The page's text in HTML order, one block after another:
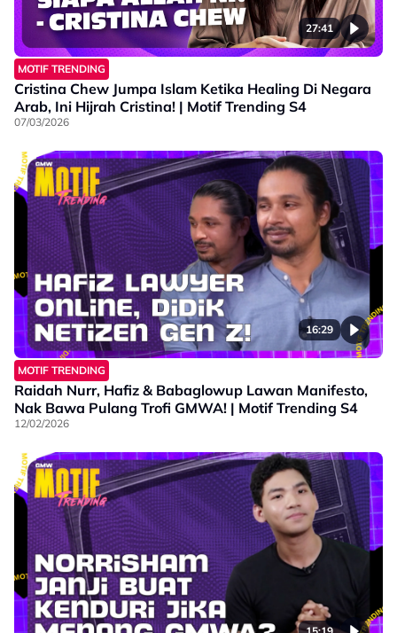
27:41
MOTIF TRENDING
Cristina Chew Jumpa Islam Ketika Healing Di Negara
Arab, Ini Hijrah Cristina! | Motif Trending S4
07/03/2026
16:29
MOTIF TRENDING
Raidah Nurr, Hafiz & Babaglowup Lawan Manifesto,
Nak Bawa Pulang Trofi GMWA! | Motif Trending S4
12/02/2026